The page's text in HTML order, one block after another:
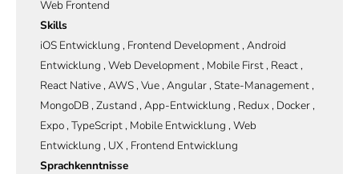
Web Frontend
Skills
iOS Entwicklung , Frontend Development , Android
Entwicklung , Web Development , Mobile First , React ,
React Native , AWS , Vue , Angular , State-Management ,
MongoDB , Zustand , App-Entwicklung , Redux , Docker ,
Expo , TypeScript , Mobile Entwicklung , Web
Entwicklung , UX , Frontend Entwicklung
Sprachkenntnisse